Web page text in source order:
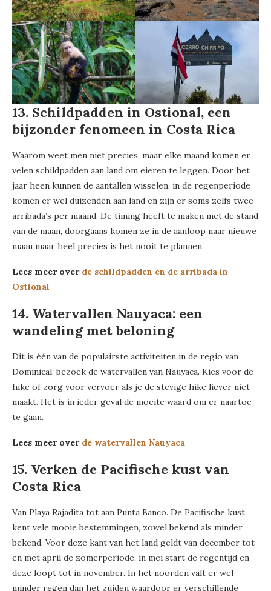
13. Schildpadden in Ostional, een
bijzonder fenomeen in Costa Rica
Waarom weet men niet precies, maar elke maand komen er
velen schildpadden aan land om eieren te leggen. Door het
jaar heen kunnen de aantallen wisselen, in de regenperiode
komen er wel duizenden aan land en zijn er soms zelfs twee
arribada’s per maand. De timing heeft te maken met de stand
van de maan, doorgaans komen ze in de aanloop naar nieuwe
maan maar heel precies is het nooit te plannen.
Lees meer over de schildpadden en de arribada in
Ostional
14. Watervallen Nauyaca: een
wandeling met beloning
Dit is één van de populairste activiteiten in de regio van
Dominical: bezoek de watervallen van Nauyaca. Kies voor de
hike of zorg voor vervoer als je de stevige hike liever niet
maakt. Het is in ieder geval de moeite waard om er naartoe
te gaan.
Lees meer over de watervallen Nauyaca
15. Verken de Pacifische kust van
Costa Rica
Van Playa Rajadita tot aan Punta Banco. De Pacifische kust
kent vele mooie bestemmingen, zowel bekend als minder
bekend. Voor deze kant van het land geldt van december tot
en met april de zomerperiode, in mei start de regentijd en
deze loopt tot in november. In het noorden valt er wel
minder regen dan het zuiden waardoor er verschillende